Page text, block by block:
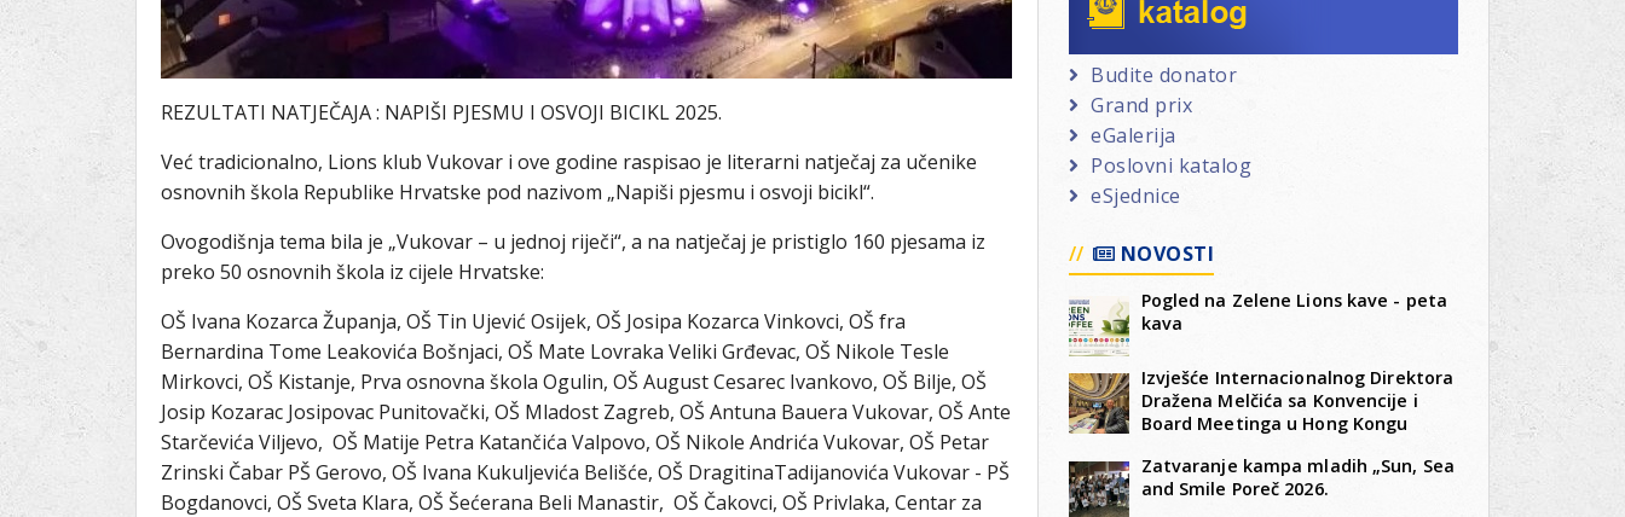
REZULTATI NATJEČAJA : NAPIŠI PJESMU I OSVOJI BICIKL 2025.
Već tradicionalno, Lions klub Vukovar i ove godine raspisao je literarni natječaj za učenike
osnovnih škola Republike Hrvatske pod nazivom „Napiši pjesmu i osvoji bicikl“.
Ovogodišnja tema bila je „Vukovar – u jednoj riječi“, a na natječaj je pristiglo 160 pjesama iz
preko 50 osnovnih škola iz cijele Hrvatske:
OŠ Ivana Kozarca Županja, OŠ Tin Ujević Osijek, OŠ Josipa Kozarca Vinkovci, OŠ fra
Bernardina Tome Leakovića Bošnjaci, OŠ Mate Lovraka Veliki Grđevac, OŠ Nikole Tesle
Mirkovci, OŠ Kistanje, Prva osnovna škola Ogulin, OŠ August Cesarec Ivankovo, OŠ Bilje, OŠ
Josip Kozarac Josipovac Punitovački, OŠ Mladost Zagreb, OŠ Antuna Bauera Vukovar, OŠ Ante
Starčevića Viljevo, OŠ Matije Petra Katančića Valpovo, OŠ Nikole Andrića Vukovar, OŠ Petar
Zrinski Čabar PŠ Gerovo, OŠ Ivana Kukuljevića Belišće, OŠ DragitinaTadijanovića Vukovar - PŠ
Bogdanovci, OŠ Sveta Klara, OŠ Šećerana Beli Manastir, OŠ Čakovci, OŠ Privlaka, Centar za
Budite donator
Grand prix
eGalerija
Poslovni katalog
eSjednice
NOVOSTI
Pogled na Zelene Lions kave - peta
kava
Izvješće Internacionalnog Direktora
Dražena Melčića sa Konvencije i
Board Meetinga u Hong Kongu
Zatvaranje kampa mladih „Sun, Sea
and Smile Poreč 2026.